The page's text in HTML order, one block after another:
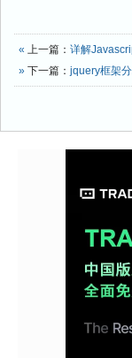
« 上一篇： 详解
» 下一篇： jquery框架